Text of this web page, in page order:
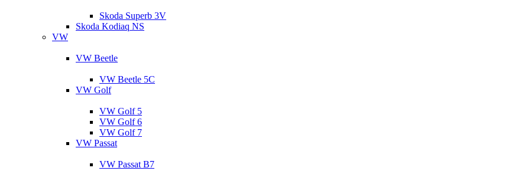
Skoda Superb 3V
Skoda Kodiaq NS
VW
VW Beetle
VW Beetle 5C
VW Golf
VW Golf 5
VW Golf 6
VW Golf 7
VW Passat
VW Passat B7